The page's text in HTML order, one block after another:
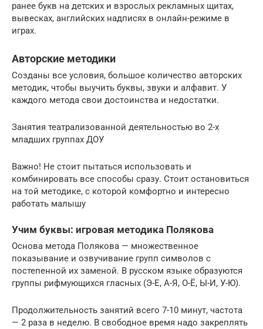
ранее букв на детских и взрослых рекламных щитах,
вывесках, английских надписях в онлайн-режиме в
играх.
Авторские методики
Созданы все условия, большое количество авторских
методик, чтобы выучить буквы, звуки и алфавит. У
каждого метода свои достоинства и недостатки.
Занятия театрализованной деятельностью во 2-х
младших группах ДОУ
Важно! Не стоит пытаться использовать и
комбинировать все способы сразу. Стоит остановиться
на той методике, с которой комфортно и интересно
работать малышу
Учим буквы: игровая методика Полякова
Основа метода Полякова — множественное
показывание и озвучивание групп символов с
постепенной их заменой. В русском языке образуются
группы рифмующихся гласных (Э-Е, А-Я, О-Ё, Ы-И, У-Ю).
Продолжительность занятий всего 7-10 минут, частота
— 2 раза в неделю. В свободное время надо закреплять